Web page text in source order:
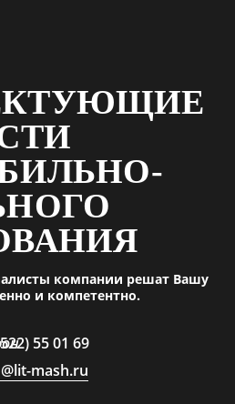
компании решат Вашу
и компетентно.
55 01 69
mash.ru